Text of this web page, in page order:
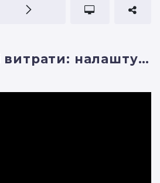
Додаткові витрати: налаштування та відображення у звітах